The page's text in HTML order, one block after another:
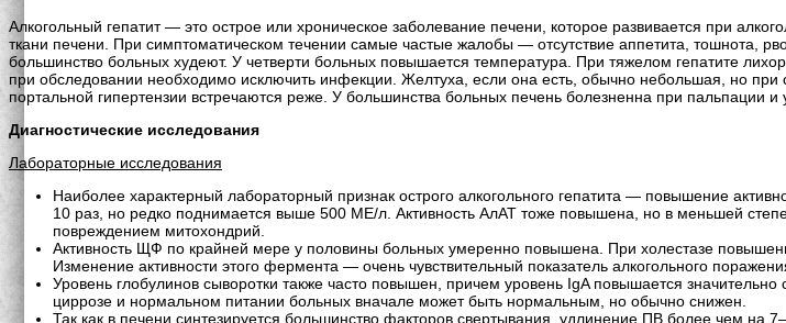
Алкогольный гепатит — это острое или хроническое заболевание печени, которое развивается при
ткани печени. При симптоматическом течении самые частые жалобы — отсутствие аппетита, тошнота,
большинство больных худеют. У четверти больных повышается температура. При тяжелом гепатите
при обследовании необходимо исключить инфекции. Желтуха, если она есть, обычно небольшая, но
портальной гипертензии встречаются реже. У большинства больных печень болезненна при пальпации и
Диагностические исследования
Лабораторные исследования
Наиболее характерный лабораторный признак острого алкогольного гепатита — повышение
10 раз, но редко поднимается выше 500 МЕ/л. Активность АлАТ тоже повышена, но в меньшей
повреждением митохондрий.
Активность ЩФ по крайней мере у половины больных умеренно повышена. При холестазе
Изменение активности этого фермента — очень чувствительный показатель алкогольного
Уровень глобулинов сыворотки также часто повышен, причем уровень IgA повышается
циррозе и нормальном питании больных вначале может быть нормальным, но обычно снижен.
Так как в печени синтезируется большинство факторов свертывания, удлинение ПВ более чем на